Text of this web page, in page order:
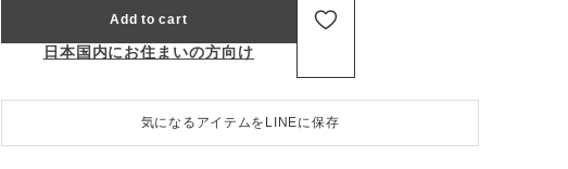
Add to cart
日本国内にお住まいの方向け
気になるアイテムをLINEに保存